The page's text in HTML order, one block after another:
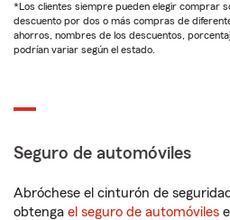
*Los clientes siempre pueden elegir comprar
descuento por dos o más compras de
ahorros, nombres de los descuentos,
podrían variar según el estado.
Seguro de automóviles
Abróchese el cinturón de
obtenga el seguro de automóviles